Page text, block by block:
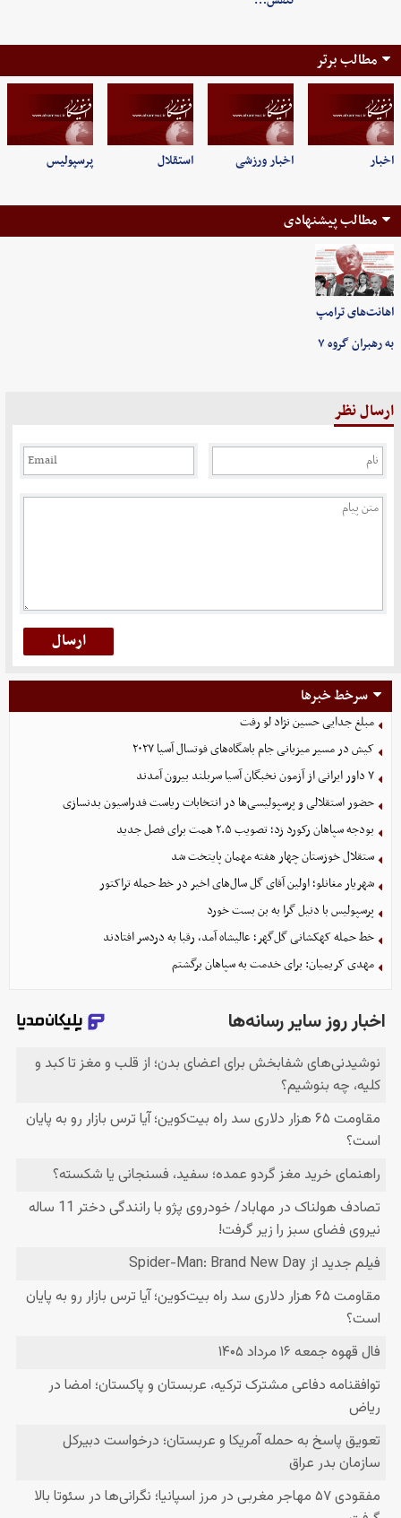
مطالب برتر
اخبار اخبار ورزشی استقلال پرسپولیس
مطالب پیشنهادی
اهانت‌های ترامپ
به رهبران گروه ۷
ارسال نظر
سرخط خبرها
مبلغ جدایی حسین نژاد لو رفت
کیش در مسیر میزبانی جام باشگاه‌های فوتسال آسیا ۲۰۲۷
۷ داور ایرانی از آزمون نخبگان آسیا سربلند بیرون آمدند
حضور استقلالی و پرسپولیسی‌ها در انتخابات ریاست فدراسیون بدنسازی
بودجه سپاهان رکورد زد؛ تصویب ۲.۵ همت برای فصل جدید
ستقلال خوزستان چهار هفته مهمان پایتخت شد
شهریار مغانلو؛ اولین آقای گل سال‌های اخیر در خط حمله تراکتور
پرسپولیس با دنیل گرا به بن بست خورد
خط حمله کهکشانی گل‌گهر؛ عالیشاه آمد، رقبا به دردسر افتادند
مهدی کریمیان: برای خدمت به سپاهان برگشتم